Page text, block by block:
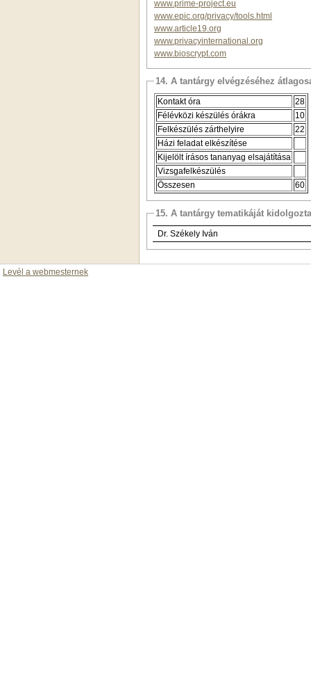
www.prime-project.eu
www.epic.org/privacy/tools.html
www.article19.org
www.privacyinternational.org
www.bioscrypt.com
14. A tantárgy elvégzéséhez
Kontakt óra
28
Félévközi készülés órákra
10
Felkészülés zárthelyire
22
Házi feladat elkészítése
Kijelölt írásos tananyag elsajátítása
Vizsgafelkészülés
Összesen
60
15. A tantárgy tematikáját kidolgozta
Dr. Székely Iván
Levél a webmesternek